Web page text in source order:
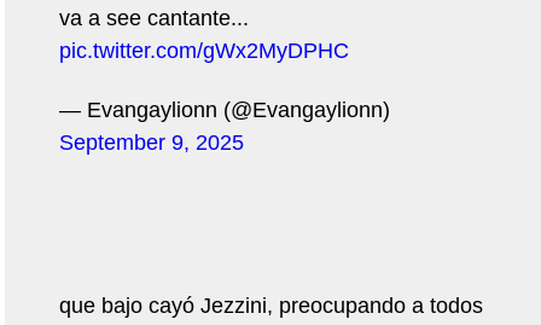
va a see cantante...
pic.twitter.com/gWx2MyDPHC
— Evangaylionn (@Evangaylionn)
September 9, 2025
que bajo cayó Jezzini, preocupando a todos